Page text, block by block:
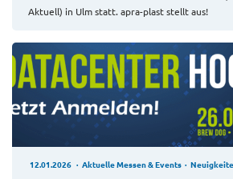
Aktuell) in Ulm statt. apra-plast stellt aus!
12.01.2026 Aktuelle Messen & Events